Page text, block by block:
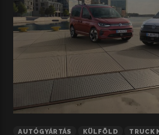
AUTÓGYÁRTÁS KÜLFÖLD TRUCK